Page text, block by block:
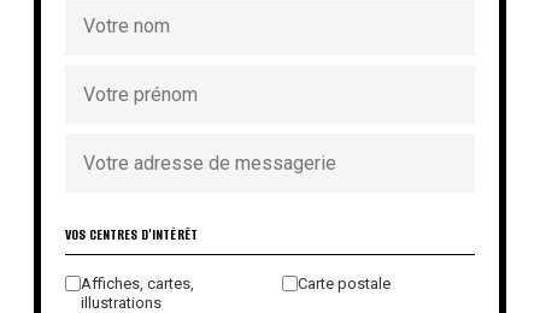
VOS CENTRES D'INTÉRÊT
Affiches, cartes,
illustrations
Carte postale